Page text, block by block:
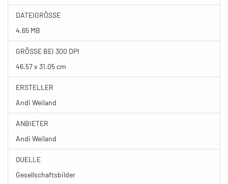
DATEIGRÖSSE
4.65 MB
GRÖSSE BEI 300 DPI
46.57 x 31.05 cm
ERSTELLER
Andi Weiland
ANBIETER
Andi Weiland
QUELLE
Gesellschaftsbilder